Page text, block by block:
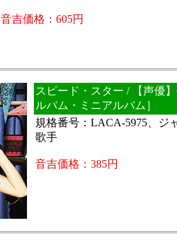
音吉価格：605円
スピード・スター / 【声優
ルバム・ミニアルバム］
規格番号：LACA-5975、ジ
歌手
音吉価格：385円